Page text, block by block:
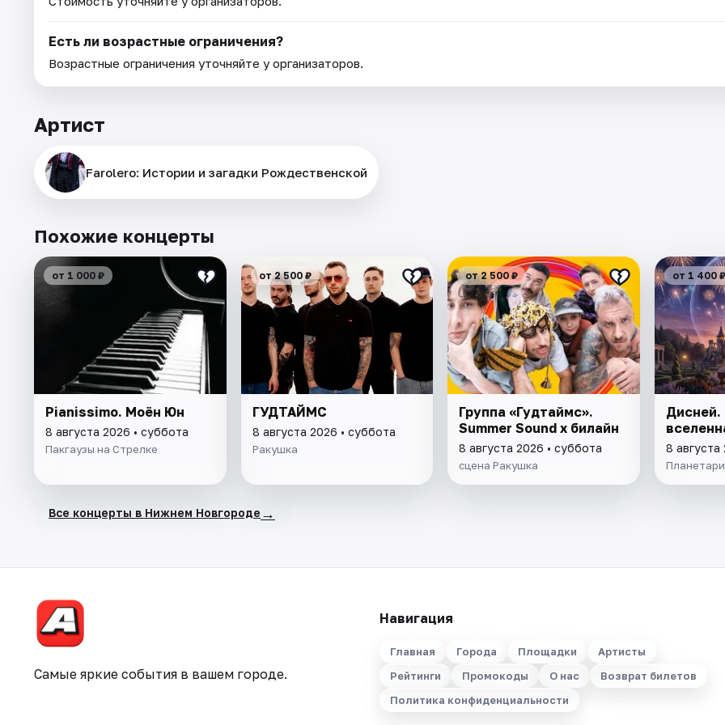
Есть ли возрастные ограничения?
Возрастные ограничения уточняйте у организаторов.
Артист
Farolero: Истории и загадки Рождественской
Похожие концерты
от 1 000 ₽
Pianissimo. Моён Юн
8 августа 2026 • суббота
Пакгаузы на Стрелке
от 2 500 ₽
ГУДТАЙМС
8 августа 2026 • суббота
Ракушка
от 2 500 ₽
Группа «Гудтаймс».
Summer Sound х билайн
8 августа 2026 • суббота
сцена Ракушка
от 1 400 ₽
Дисней.
8 августа
Все концерты в Нижнем Новгороде →
Самые яркие события в вашем городе.
Навигация
Главная Города Площадки
Артисты
Рейтинги
Промокоды О нас
Возврат билетов
Политика конфиденциальности